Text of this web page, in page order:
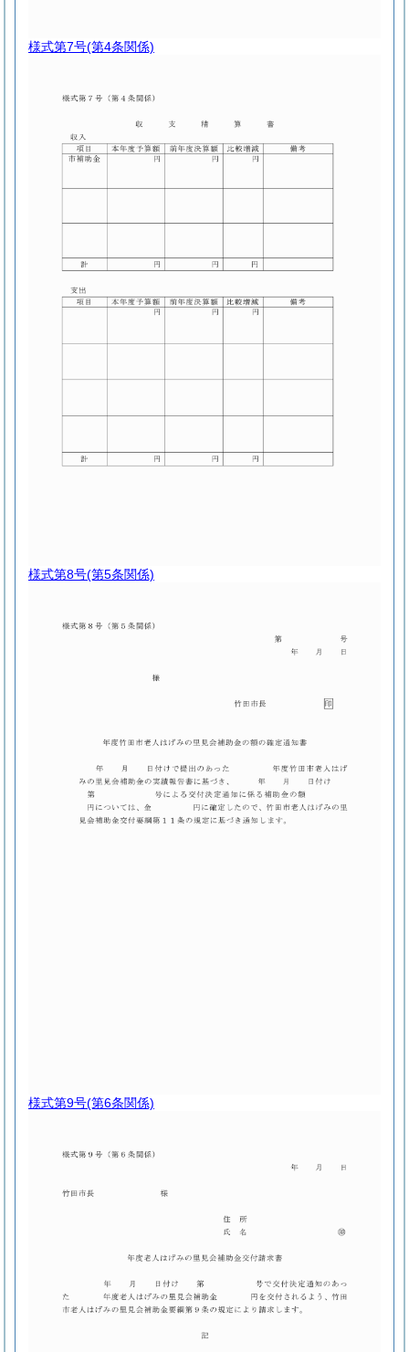
様式第7号(第4条関係)
様式第8号(第5条関係)
様式第9号(第6条関係)